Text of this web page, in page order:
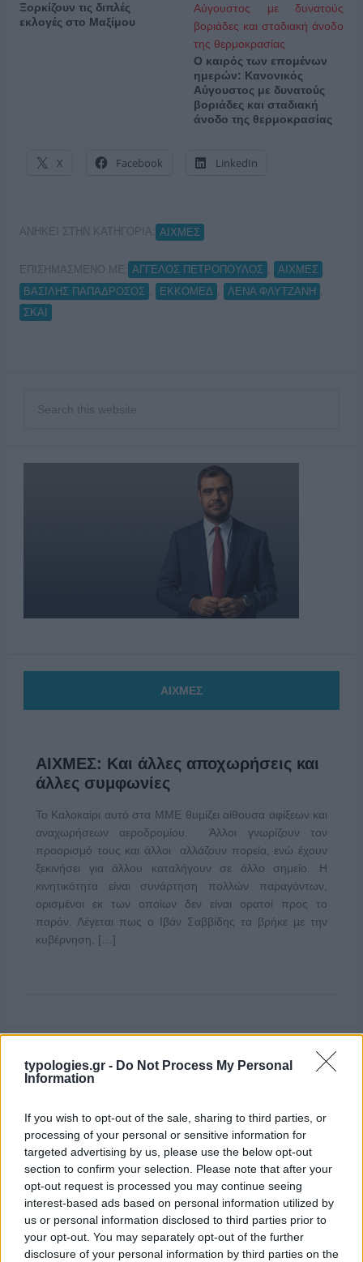
typologies.gr - Do Not Process My Personal
Information
If you wish to opt-out of the sale, sharing to third parties, or
processing of your personal or sensitive information for
targeted advertising by us, please use the below opt-out
section to confirm your selection. Please note that after your
opt-out request is processed you may continue seeing
interest-based ads based on personal information utilized by
us or personal information disclosed to third parties prior to
your opt-out. You may separately opt-out of the further
disclosure of your personal information by third parties on the
Ξορκίζουν τις διπλές
εκλογές στο Μαξίμου
Ο καιρός των επομένων
ημερών: Κανονικός
Αύγουστος με δυνατούς
βοριάδες και σταδιακή
άνοδο της θερμοκρασίας
X Facebook LinkedIn
ΑΝΗΚΕΙ ΣΤΗΝ ΚΑΤΗΓΟΡΙΑ: ΑΙΧΜΕΣ
ΕΠΙΣΗΜΑΣΜΕΝΟ ΜΕ: ΑΓΓΕΛΟΣ ΠΕΤΡΟΠΟΥΛΟΣ ΑΙΧΜΕΣ
ΒΑΣΙΛΗΣ ΠΑΠΑΔΡΟΣΟΣ
ΕΚΚΟΜΕΔ ΛΕΝΑ ΦΛΥΤΖΑΝΗ
ΣΚΑΙ
ΑΙΧΜΕΣ
ΑΙΧΜΕΣ: Και άλλες αποχωρήσεις και
άλλες συμφωνίες
Το Καλοκαίρι αυτό στα ΜΜΕ θυμίζει αίθουσα αφίξεων και
αναχωρήσεων αεροδρομίου. Άλλοι γνωρίζουν τον
προορισμό τους και άλλοι αλλάζουν πορεία, ενώ έχουν
ξεκινήσει για άλλου καταλήγουν σε άλλο σημείο. Η
κινητικότητα είναι συνάρτηση πολλών παραγόντων,
ορισμένοι εκ των οποίων δεν είναι ορατοί προς το
παρόν. Λέγεται πως ο Ιβάν Σαββίδης τα βρήκε με την
κυβέρνηση, […]